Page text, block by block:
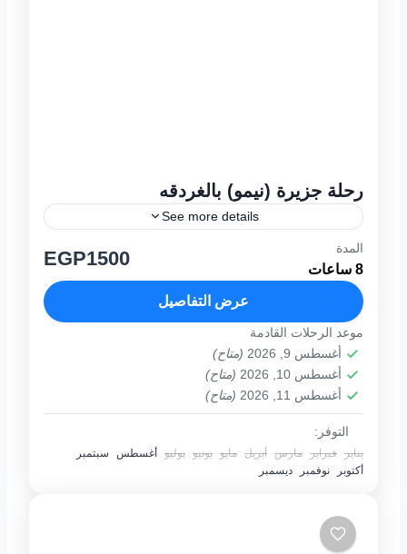
رحلة جزيرة (نيمو) بالغردقه
See more details
يوميا من 08:00 صباحا حتى17:00 عصرا برنامج
الرحله تعد رحلة جزيرة نيمو بالغردقة واحدة من
اجمل الرحلات فى مدينة الغردقة حيث تعد
الجزيرة بمياهها الصافية...
1 فرد
المدة
8 ساعات EGP1500
عرض التفاصيل
موعد الرحلات القادمة
أغسطس 9, 2026
(متاح)
أغسطس 10, 2026
(متاح)
أغسطس 11, 2026
(متاح)
التوفر:
يناير فبراير مارس أبريل مايو يونيو يوليو أغسطس
سبتمبر
أكتوبر
نوفمبر ديسمبر